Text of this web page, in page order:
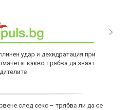
удар и дехидратация при
какво трябва да знаят
след секс – трябва ли да се